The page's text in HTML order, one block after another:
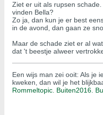
Ziet er uit als rupsen
vinden Bella?
Zo ja, dan kun je er best
in de avond, dan gaan ze
Maar de schade ziet er al
dat 't beestje alweer
Een wijs man zei ooit: Als je
kweken, dan wil je het
Rommeltopic. Buiten2016.